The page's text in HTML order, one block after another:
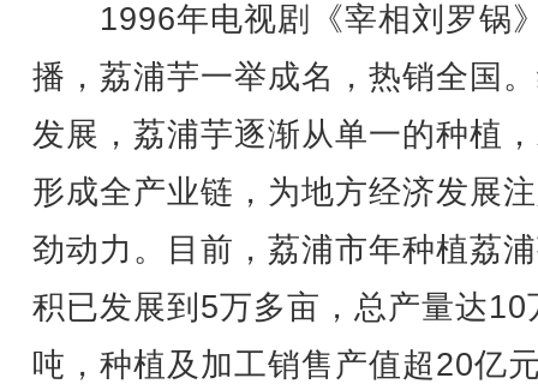
1996年电视剧《宰相刘罗锅
播，荔浦芋一举成名，热销全国
发展，荔浦芋逐渐从单一的种植
形成全产业链，为地方经济发展
劲动力。目前，荔浦市年种植荔
积已发展到5万多亩，总产量达10
吨，种植及加工销售产值超20亿